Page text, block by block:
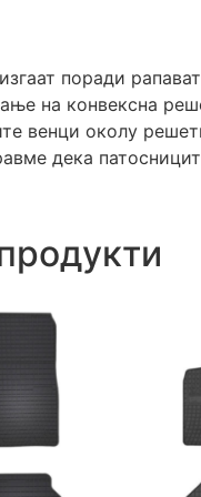
поради
на конвексна
венци околу
дека